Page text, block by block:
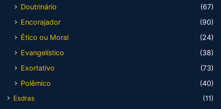
Doutrinário
(67)
Encorajador
(90)
Ético ou Moral
(24)
Evangelístico
(38)
Exortativo
(73)
Polêmico
(40)
Esdras
(11)